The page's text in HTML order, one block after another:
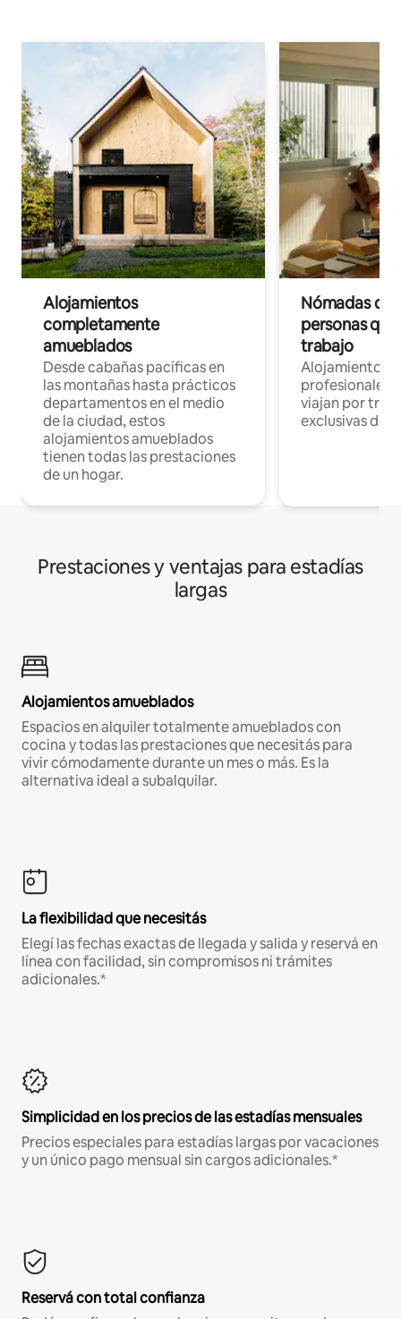
Alojamientos
completamente
amueblados
Desde cabañas pacíficas en
las montañas hasta prácticos
departamentos en el medio
de la ciudad, estos
alojamientos amueblados
tienen todas las prestaciones
de un hogar.
Nómadas
personas
trabajo
Alojamientos
profesionales
viajan por
exclusivas de
Prestaciones y ventajas para estadías
largas
Alojamientos amueblados
Espacios en alquiler totalmente amueblados con
cocina y todas las prestaciones que necesitás para
vivir cómodamente durante un mes o más. Es la
alternativa ideal a subalquilar.
La flexibilidad que necesitás
Elegí las fechas exactas de llegada y salida y reservá en
línea con facilidad, sin compromisos ni trámites
adicionales.*
Simplicidad en los precios de las estadías mensuales
Precios especiales para estadías largas por vacaciones
y un único pago mensual sin cargos adicionales.*
Reservá con total confianza